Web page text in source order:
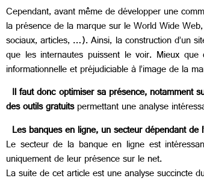
Cependant, avant même de développer une
la présence de la marque sur le World Wide
sociaux, articles, …). Ainsi, la construction d’un
que les internautes puissent le voir. Mieux
informationnelle et préjudiciable à l’image de la
Il faut donc optimiser sa présence, notamment
des outils gratuitspermettant une analyse
Les banques en ligne, un secteur dépendant de
Le secteur de la banque en ligne est
uniquement de leur présence sur le net.
La suite de cet article est une analyse succincte